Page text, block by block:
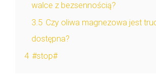
walce z bezsennością?
3.5 Czy oliwa magnezowa jest
dostępna?
4 #stop#